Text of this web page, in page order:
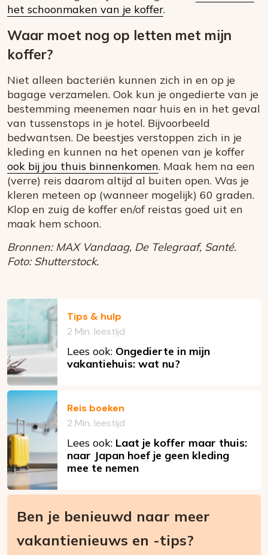
het schoonmaken van je koffer.
Waar moet nog op letten met mijn
koffer?
Niet alleen bacteriën kunnen zich in en op je
bagage verzamelen. Ook kun je ongedierte van je
bestemming meenemen naar huis en in het geval
van tussenstops in je hotel. Bijvoorbeeld
bedwantsen. De beestjes verstoppen zich in je
kleding en kunnen na het openen van je koffer
ook bij jou thuis binnenkomen. Maak hem na een
(verre) reis daarom altijd al buiten open. Was je
kleren meteen op (wanneer mogelijk) 60 graden.
Klop en zuig de koffer en/of reistas goed uit en
maak hem schoon.
Bronnen: MAX Vandaag, De Telegraaf, Santé.
Foto: Shutterstock.
Tips & hulp
2 Min. leestijd
Lees ook: Ongedierte in mijn
vakantiehuis: wat nu?
Reis boeken
2 Min. leestijd
Lees ook: Laat je koffer maar thuis:
naar Japan hoef je geen kleding
mee te nemen
Ben je benieuwd naar meer
vakantienieuws en -tips?